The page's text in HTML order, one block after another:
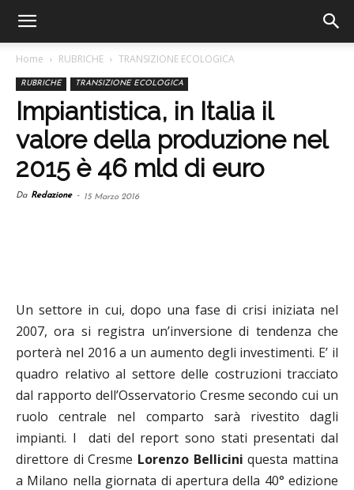
Home RUBRICHE TRANSIZIONE ECOLOGICA
RUBRICHE TRANSIZIONE ECOLOGICA
Impiantistica, in Italia il
valore della produzione nel
2015 è 46 mld di euro
Da Redazione - 15 Marzo 2016
Un settore in cui, dopo una fase di crisi iniziata nel
2007, ora si registra un’inversione di tendenza che
porterà nel 2016 a un aumento degli investimenti. E’ il
quadro relativo al settore delle costruzioni tracciato
dal rapporto dell’Osservatorio Cresme secondo cui un
ruolo centrale nel comparto sarà rivestito dagli
impianti. I dati del report sono stati presentati dal
direttore di Cresme Lorenzo Belliciniquesta mattina
a Milano nella giornata di apertura della 40° edizione